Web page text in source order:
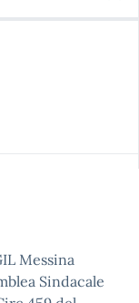
Messina
Sindacale